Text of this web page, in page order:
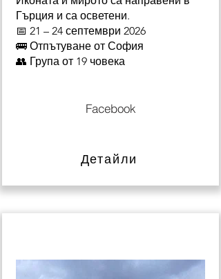
Гърция и са осветени.
📅 21 – 24 септември 2026
🚌 Отпътуване от София
👥 Група от 19 човека
Facebook
Детайли